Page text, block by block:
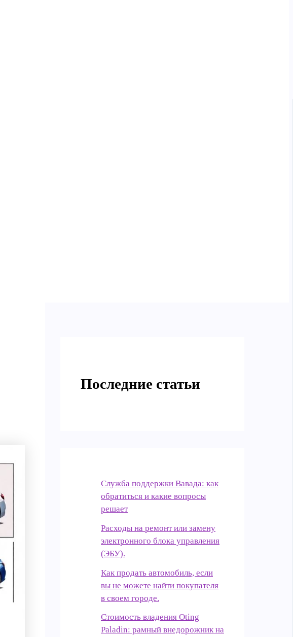
Последние статьи
Служба поддержки Вавада: как
обратиться и какие вопросы
решает
Расходы на ремонт или замену
электронного блока управления
(ЭБУ).
Как продать автомобиль, если
вы не можете найти покупателя
в своем городе.
Стоимость владения Oting
Paladin: рамный внедорожник на